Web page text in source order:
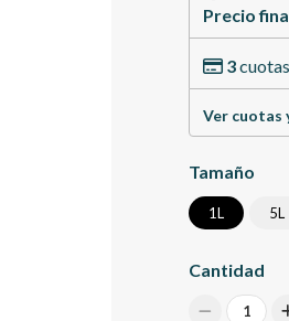
Precio
3
Ver cuotas
Tamaño
1L 5L
Cantidad
1